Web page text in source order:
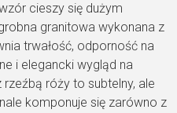
cieszy się dużym
granitowa wykonana z
trwałość, odporność na
i elegancki wygląd na
rzeźbą róży to subtelny, ale
komponuje się zarówno z